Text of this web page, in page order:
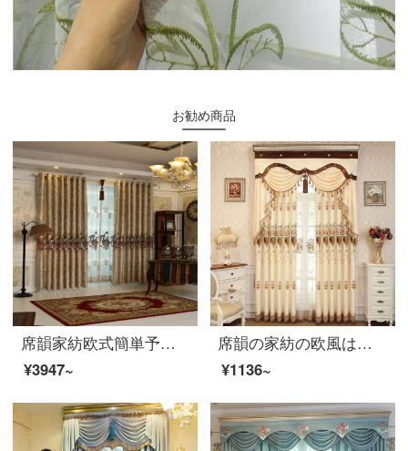
お勧め商品
席韻家紡欧式簡単予約現代カーテンのリビングルームの遮光窓の下でカーテンをカスタマイズします。同じタイプの窓のカーテンをオーダーメードして、幅1メートル*高さ2.7メートルの単価(韓国のしわフック)を高くします。
¥3947~
席韻の家紡の欧風は绒を貼って刺繍のカーテンを貼って客間の床につきますベランダの完成品のカーテンは浅いオレンジの黄色の布(17-15)を注文して作らせます。幅1メートル*高さ2.7メートルの単価(4本の爪のフック)は高さを変えることができます。
¥1136~